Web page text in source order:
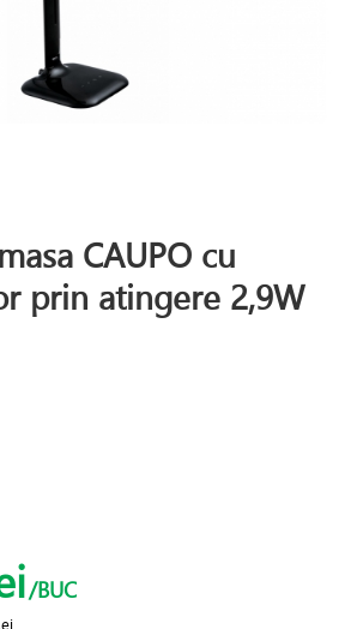
CAUPO cu
prin atingere 2,9W
/BUC